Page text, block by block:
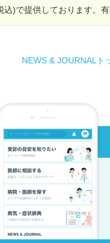
いく形で良いも
みをしずめたい
)で提供しております。
NEWS & JOURNALト